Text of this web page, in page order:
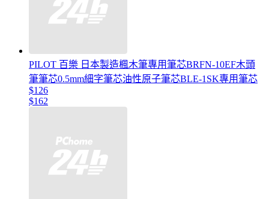
PILOT 百樂 日本製造楓木筆專用筆芯BRFN-10EF木頭
筆筆芯0.5mm細字筆芯油性原子筆芯BLE-1SK專用筆芯
$126
$162